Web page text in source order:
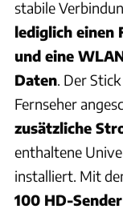
stabile
lediglich einen
und eine
Daten . Der
Fernseher
zusätzliche
enthaltene
installiert. Mit
100 HD-